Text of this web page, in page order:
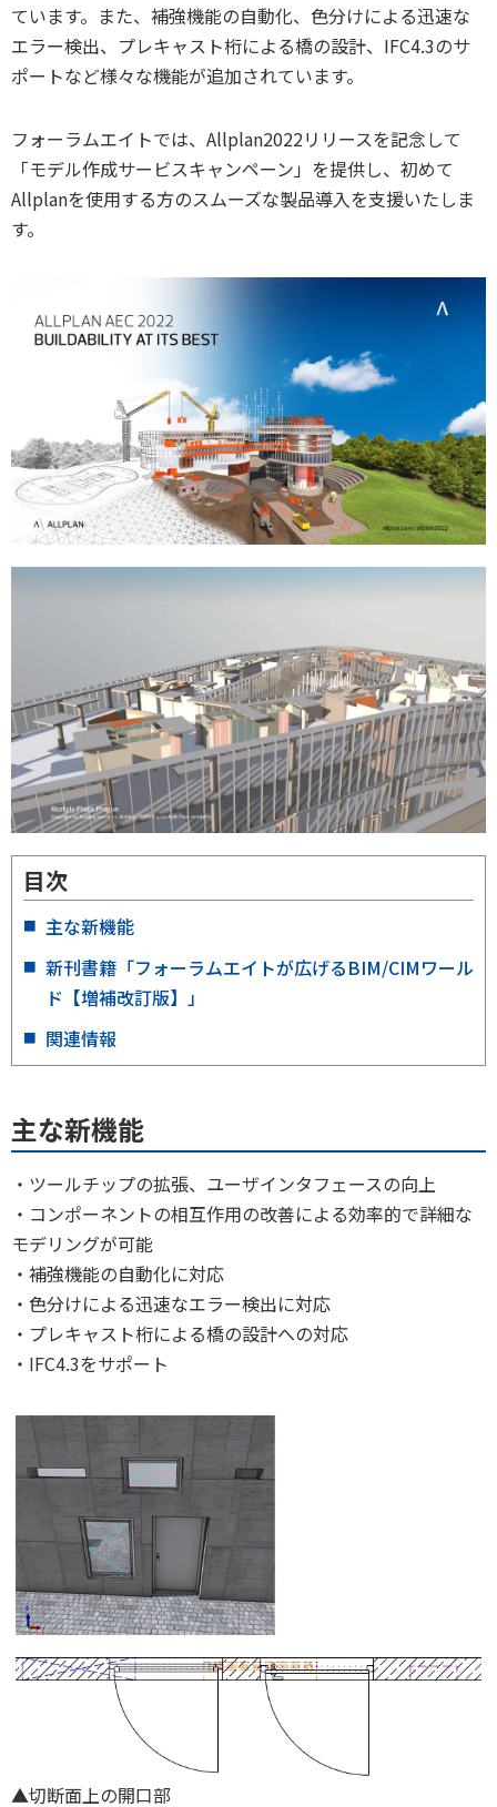
ています。また、補強機能の自動化、色分けによる迅速な
エラー検出、プレキャスト桁による橋の設計、IFC4.3のサ
ポートなど様々な機能が追加されています。
フォーラムエイトでは、Allplan2022リリースを記念して
「モデル作成サービスキャンペーン」を提供し、初めて
Allplanを使用する方のスムーズな製品導入を支援いたしま
す。
目次
主な新機能
新刊書籍「フォーラムエイトが広げるBIM/CIMワール
ド【増補改訂版】」
関連情報
主な新機能
・ツールチップの拡張、ユーザインタフェースの向上
・コンポーネントの相互作用の改善による効率的で詳細な
モデリングが可能
・補強機能の自動化に対応
・色分けによる迅速なエラー検出に対応
・プレキャスト桁による橋の設計への対応
・IFC4.3をサポート
▲切断面上の開口部